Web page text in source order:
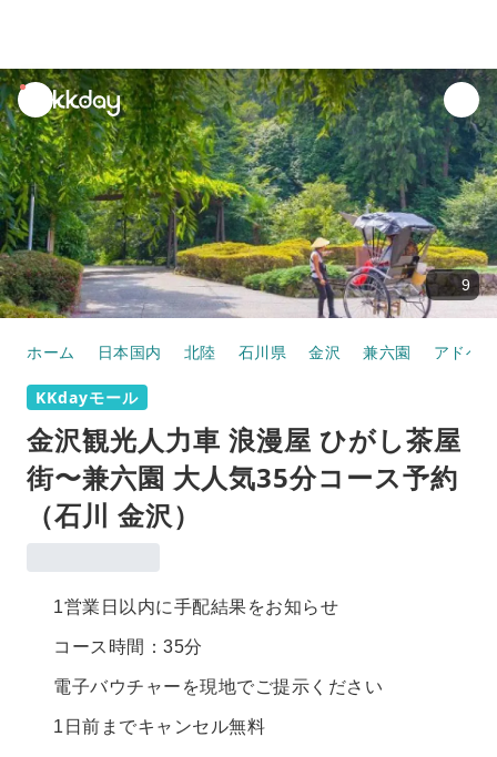
unread
notifications
9
ホーム 日本国内 北陸 石川県 金沢 兼六園 アドベ
KKdayモール
金沢観光人力車 浪漫屋 ひがし茶屋
街〜兼六園 大人気35分コース予約
（石川 金沢）
1営業日以内に手配結果をお知らせ
コース時間：35分
電子バウチャーを現地でご提示ください
1日前までキャンセル無料